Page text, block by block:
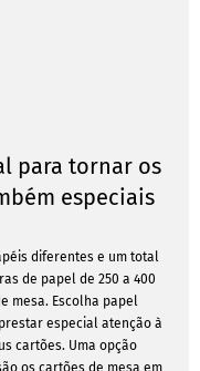
para tornar os
especiais
diferentes e um total
de papel de 250 a 400
mesa. Escolha papel
especial atenção à
cartões. Uma opção
os cartões de mesa em